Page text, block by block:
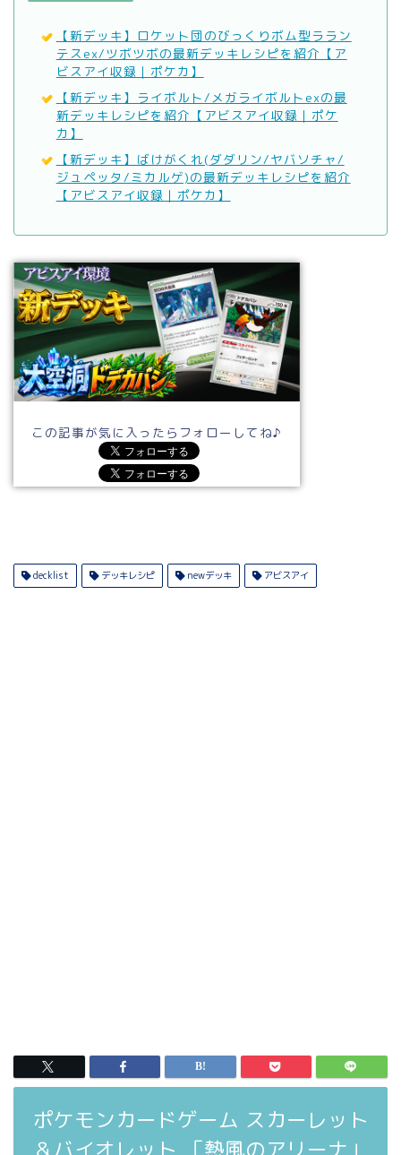
【新デッキ】ロケット団のびっくりボム型ララン
テスex/ツボツボの最新デッキレシピを紹介【ア
ビスアイ収録｜ポケカ】
【新デッキ】ライボルト/メガライボルトexの最
新デッキレシピを紹介【アビスアイ収録｜ポケ
カ】
【新デッキ】ばけがくれ(ダダリン/ヤバソチャ/
ジュペッタ/ミカルゲ)の最新デッキレシピを紹介
【アビスアイ収録｜ポケカ】
この記事が気に入ったらフォローしてね♪
decklist デッキレシピ newデッキ アビスアイ
ポケモンカードゲーム スカーレット
＆バイオレット 「熱風のアリーナ」